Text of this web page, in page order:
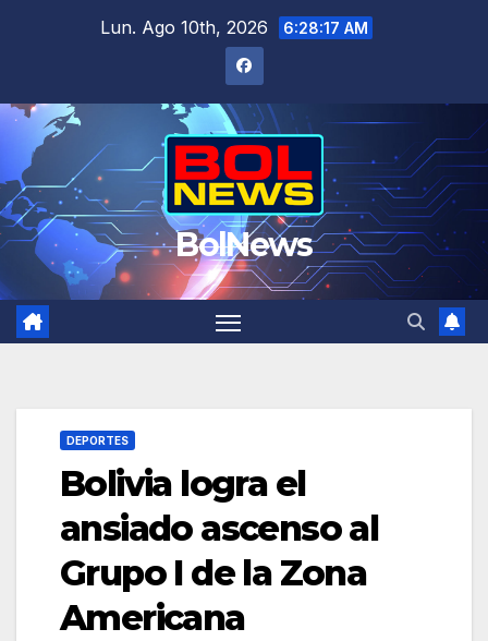
Lun. Ago 10th, 2026 6:28:18 AM
BolNews
DEPORTES
Bolivia logra el
ansiado ascenso al
Grupo I de la Zona
Americana